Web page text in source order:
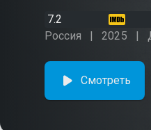
7.2
Россия
2025
Смотреть